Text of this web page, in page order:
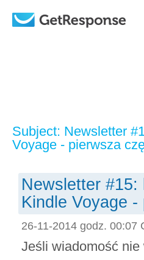
Subject: Newsletter
Voyage - pierwsza
Newsletter
Kindle Voyage
26-11-2014 godz. 00:07
Jeśli wiadomość